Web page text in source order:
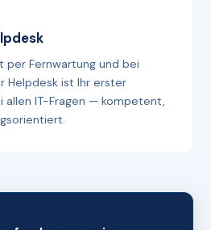
per Fernwartung und bei
Helpdesk ist Ihr erster
allen IT-Fragen — kompetent,